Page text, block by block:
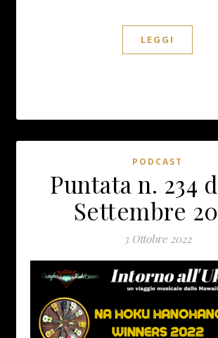
LEGGI
PODCAST
Puntata n. 234
Settembre
3 Ottobre 2022